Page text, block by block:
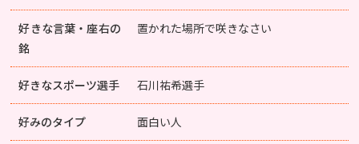
好きな言葉・座右の
銘
置かれた場所で咲きなさい
好きなスポーツ選手 石川祐希選手
好みのタイプ 面白い人